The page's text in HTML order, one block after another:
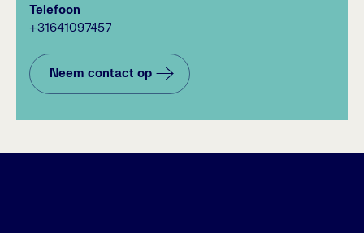
Telefoon
+31641097457
Neem contact op